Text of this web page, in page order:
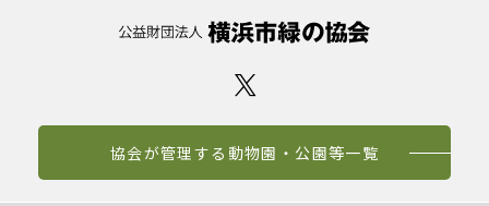
協会が管理する動物園・公園等一覧